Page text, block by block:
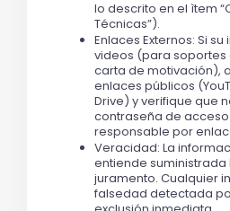
lo descrito en el ìtem
Técnicas”).
Enlaces Externos: Si
videos (para
carta de motivación),
enlaces públicos
Drive) y verifique que
contraseña de
responsable por
Veracidad: La
entiende
juramento. Cualquier
falsedad detectada